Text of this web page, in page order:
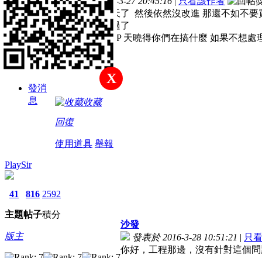
新手上路
積分
26
發消
息
跟你們買了10天了 然後依然沒改進 那還不如不要
些數字都測試過了
結果都P不到20P 天曉得你們在搞什麼 如果不想
收藏
回復
使用道具 舉報
PlaySir
41
主題
816
帖子
2592
積分
版主
沙發
發表於 2016-3-28 10:51:21 | 只
你好，工程那邊，沒有針對這個
X